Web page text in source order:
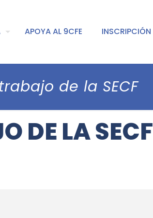
APOYA AL 9CFE INSCRIPCIÓN
de la SECF
DE LA SECF